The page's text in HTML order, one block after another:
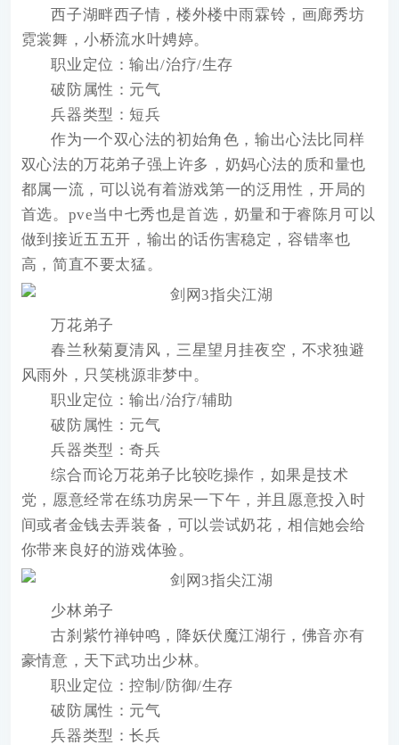
西子湖畔西子情，楼外楼中雨霖铃，画廊秀坊
霓裳舞，小桥流水叶娉婷。
职业定位：输出/治疗/生存
破防属性：元气
兵器类型：短兵
作为一个双心法的初始角色，输出心法比同样
双心法的万花弟子强上许多，奶妈心法的质和量也
都属一流，可以说有着游戏第一的泛用性，开局的
首选。pve当中七秀也是首选，奶量和于睿陈月可以
做到接近五五开，输出的话伤害稳定，容错率也
高，简直不要太猛。
万花弟子
春兰秋菊夏清风，三星望月挂夜空，不求独避
风雨外，只笑桃源非梦中。
职业定位：输出/治疗/辅助
破防属性：元气
兵器类型：奇兵
综合而论万花弟子比较吃操作，如果是技术
党，愿意经常在练功房呆一下午，并且愿意投入时
间或者金钱去弄装备，可以尝试奶花，相信她会给
你带来良好的游戏体验。
少林弟子
古刹紫竹禅钟鸣，降妖伏魔江湖行，佛音亦有
豪情意，天下武功出少林。
职业定位：控制/防御/生存
破防属性：元气
兵器类型：长兵